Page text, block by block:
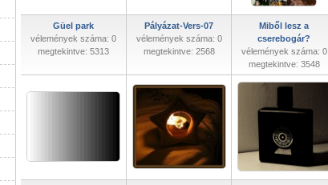
Güel park
vélemények száma: 0
megtekintve: 5313
Pályázat-Vers-07
vélemények száma: 0
megtekintve: 2568
Miből lesz a
cserebogár?
vélemények száma: 0
megtekintve: 3548